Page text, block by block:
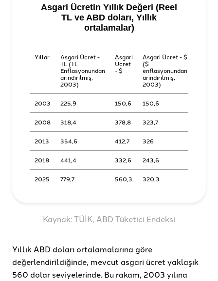
Asgari Ücretin Yıllık Değeri (Reel
TL ve ABD doları, Yıllık
ortalamalar)
Yıllar
Asgari Ücret -
TL (TL
Enflasyonundan
arındırılmış,
2003)
Asgari
Ücret
- $
Asgari Ücret - $
($
enflasyonundan
arındırılmış,
2003)
2003 225,9 150,6 150,6
2008 318,4 378,8 323,7
2013 354,6 412,7 326
2018 441,4 332,6 243,6
2025 779,7 560,3 320,3
Kaynak: TÜİK, ABD Tüketici Endeksi
Yıllık ABD doları ortalamalarına göre
değerlendirildiğinde, mevcut asgari ücret yaklaşık
560 dolar seviyelerinde. Bu rakam, 2003 yılına